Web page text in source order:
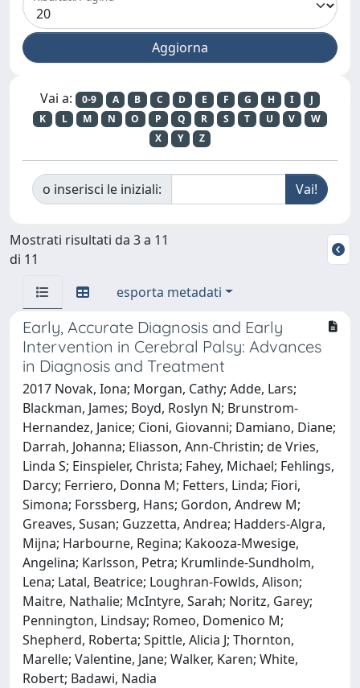
Vai a: 0-9 A B C D E F G H I
J
K
L M N O P Q R S T U V
W
X
Y Z
o inserisci le iniziali:
Mostrati risultati da 3 a 11
di 11
esporta metadati
Early, Accurate Diagnosis and Early
Intervention in Cerebral Palsy: Advances
in Diagnosis and Treatment
2017 Novak, Iona; Morgan, Cathy; Adde, Lars;
Blackman, James; Boyd, Roslyn N; Brunstrom-
Hernandez, Janice; Cioni, Giovanni; Damiano, Diane;
Darrah, Johanna; Eliasson, Ann-Christin; de Vries,
Linda S; Einspieler, Christa; Fahey, Michael; Fehlings,
Darcy; Ferriero, Donna M; Fetters, Linda; Fiori,
Simona; Forssberg, Hans; Gordon, Andrew M;
Greaves, Susan; Guzzetta, Andrea; Hadders-Algra,
Mijna; Harbourne, Regina; Kakooza-Mwesige,
Angelina; Karlsson, Petra; Krumlinde-Sundholm,
Lena; Latal, Beatrice; Loughran-Fowlds, Alison;
Maitre, Nathalie; McIntyre, Sarah; Noritz, Garey;
Pennington, Lindsay; Romeo, Domenico M;
Shepherd, Roberta; Spittle, Alicia J; Thornton,
Marelle; Valentine, Jane; Walker, Karen; White,
Robert; Badawi, Nadia